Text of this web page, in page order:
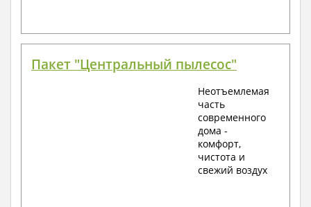
Пакет "Центральный пылесос"
Неотъемлемая
часть
современного
дома -
комфорт,
чистота и
свежий воздух